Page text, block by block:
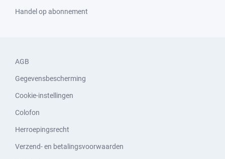
Handel op abonnement
AGB
Gegevensbescherming
Cookie-instellingen
Colofon
Herroepingsrecht
Verzend- en betalingsvoorwaarden